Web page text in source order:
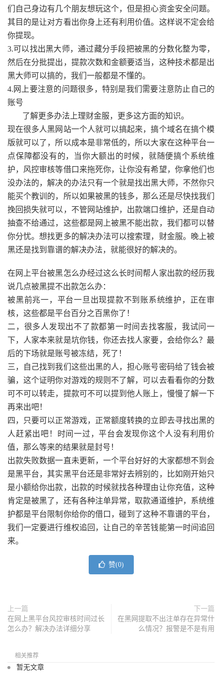
们自己身边有几个朋友想玩这个，但是担心资金安全问题。
其目的是让对方看出你身上还有利用价值。这样说不定会给
你提现。
3.可以找出黑大师，通过藏分手段把被黑的分数化整为零，
然后在分批提出，提款次数和金额要适当，这种技术都是出
黑大师可以搞的，我们一般都是不懂的。
4.网上要注意的问题很多，特别是我们需要注意防止自己的
账号
了解更多办法上理财金服，更多这方面的知识。
现在很多人黑网站一个人就可以搞起来，搞个域名在搞个模
版就可以了，所以成本是非常低的，所以大家在这种平台一
点保障都没有的，当你大额出的时候，就随便搞个系统维
护，风控审核等借口来拖死你，让你没有希望，你拿他们也
没办法的，解决的办法只有一个就是找出黑大师，不然你只
能买个教训的，所以如果被黑的钱多，那么还是尽快找我们
挽回损失就可以，不管网站维护，出款端口维护，还是自动
抽查不给通过，这些都是网上被黑不能出款，我们都可以替
你分忧。想找更多的解决办法可以搜索理，财金服。晚上被
黑还是找到靠谱的解决办法，就能很好的解决的。
在网上平台被黑怎么办经过这么长时间帮人家出款的经历我
说几点被黑提不出款怎么办：
被黑前兆一，平台一旦出现提款不到账系统维护，正在审
核，这些都是平台百分之百黑你了！
二，很多人发现出不了款都第一时间去找客服，我试问一
下，人家本来就是坑你钱，你还去找人家要，会给你么？最
后的下场就是账号被冻结，死了！
三，自己找到我们这些出黑的人，担心账号密码给了钱会被
骗，这个证明你对游戏的规则不了解，可以去看看你的分数
可不可以转走，提款可不可以提到他人账上，慢慢了解一下
再来出吧！
四，只要可以正常游戏，正常额度转换的立即去寻找出黑的
人赶紧出吧！时间一过，平台会发现你这个人没有利用价
值，那么等来的结果就是封号！
出款失败数据一直未更新，一个平台好好的大家都想不到会
是黑平台，其实黑平台还是非常好去辨别的，比如刚开始只
是小额给你出款，出款的时候就找各种理由让你充值，这种
肯定是被黑了，还有各种注单异常，取款通道维护，系统维
护都是平台限制你给你的借口，碰到了这种不靠谱的平台，
我们一定要进行维权追回，让自己的辛苦钱能第一时间追回
来。
赞(0)
上一篇
在网上黑平台风控审核时间过长
怎么办？解决办法详细分享
下一篇
在黑网提取不出注单存在异常什
么情况？报警是不是有用
相关推荐
暂无文章